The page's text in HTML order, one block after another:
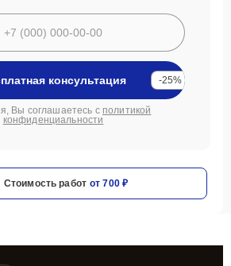
консультация -25%
Вы соглашаетесь с политикой
конфиденциальности
Стоимость работ от 700 ₽